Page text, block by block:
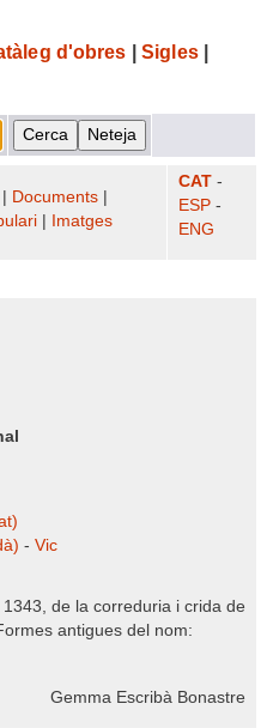
d'obres Sigles|
Documents
Imatges
CAT -
ESP -
ENG
- Vic
de la correduria i crida de
antigues del nom:
Gemma Escribà Bonastre